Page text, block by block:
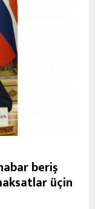
beriş
üçin